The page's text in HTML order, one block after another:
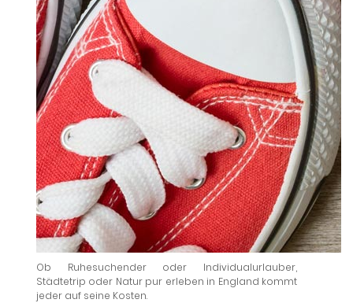
Ob Ruhesuchender oder Individualurlauber,
Städtetrip oder Natur pur erleben in England kommt
jeder auf seine Kosten.